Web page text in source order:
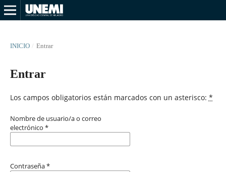
INICIO / Entrar
Entrar
Los campos obligatorios están marcados con un asterisco: *
Nombre de usuario/a o correo
electrónico *
Contraseña*